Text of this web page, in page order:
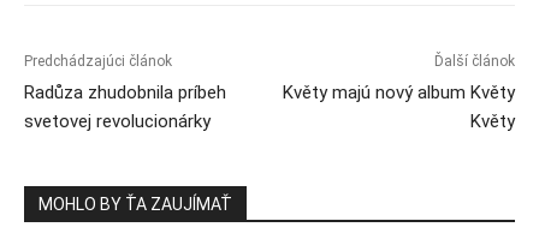
Predchádzajúci článok
Radůza zhudobnila príbeh
svetovej revolucionárky
Ďalší článok
Květy majú nový album Květy
Květy
MOHLO BY ŤA ZAUJÍMAŤ